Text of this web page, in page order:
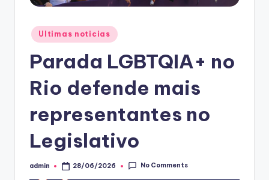
Posted
in
Ultimas noticias
Parada LGBTQIA+ no
Rio defende mais
representantes no
Legislativo
Posted
admin 28/06/2026 No Comments